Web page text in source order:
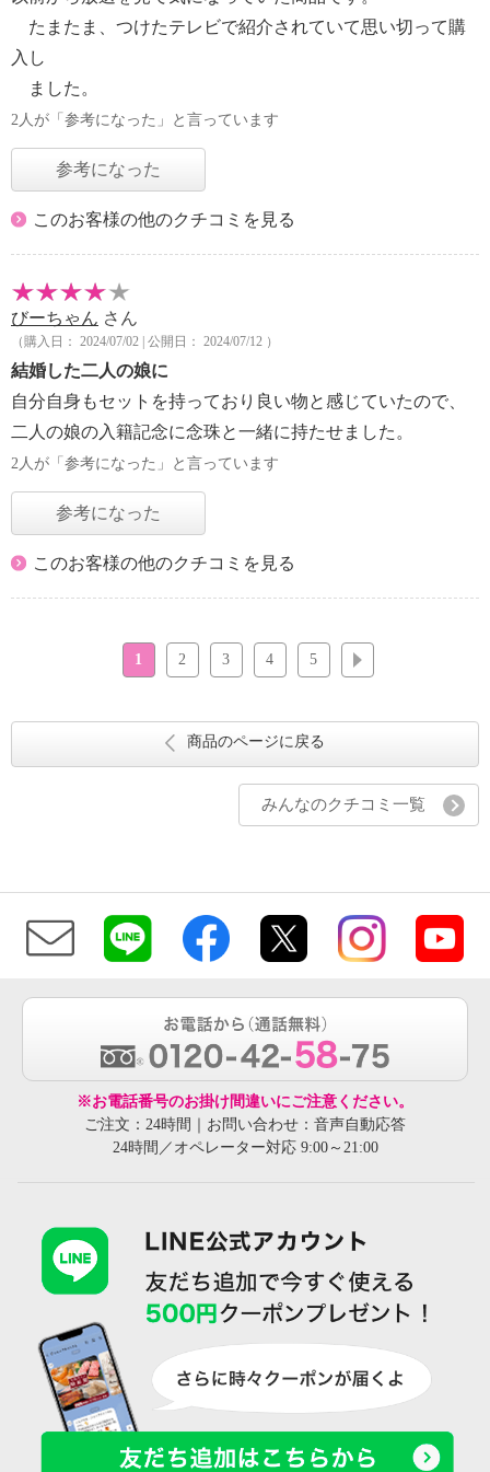
たまたま、つけたテレビで紹介されていて思い切って購
入し
ました。
2人が「参考になった」と言っています
参考になった
このお客様の他のクチコミを見る
びーちゃん さん
（購入日： 2024/07/02 | 公開日： 2024/07/12 ）
結婚した二人の娘に
自分自身もセットを持っており良い物と感じていたので、
二人の娘の入籍記念に念珠と一緒に持たせました。
2人が「参考になった」と言っています
参考になった
このお客様の他のクチコミを見る
1 2 3 4 5
商品のページに戻る
みんなのクチコミ一覧
※お電話番号のお掛け間違いにご注意ください。
ご注文：24時間｜お問い合わせ：音声自動応答
24時間／オペレーター対応 9:00～21:00